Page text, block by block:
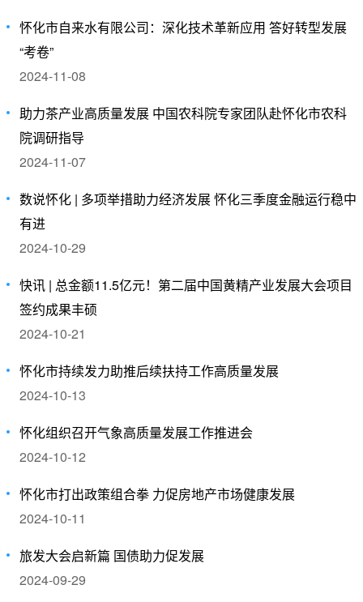
怀化市自来水有限公司：深化技术革新应用 答好转型发展
“考卷”
2024-11-08
助力茶产业高质量发展 中国农科院专家团队赴怀化市农科
院调研指导
2024-11-07
数说怀化 | 多项举措助力经济发展 怀化三季度金融运行稳中
有进
2024-10-29
快讯 | 总金额11.5亿元！第二届中国黄精产业发展大会项目
签约成果丰硕
2024-10-21
怀化市持续发力助推后续扶持工作高质量发展
2024-10-13
怀化组织召开气象高质量发展工作推进会
2024-10-12
怀化市打出政策组合拳 力促房地产市场健康发展
2024-10-11
旅发大会启新篇 国债助力促发展
2024-09-29